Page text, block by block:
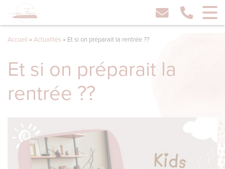
Accueil » Actualités » Et si on préparait la rentrée ??
Et si on préparait la
rentrée ??